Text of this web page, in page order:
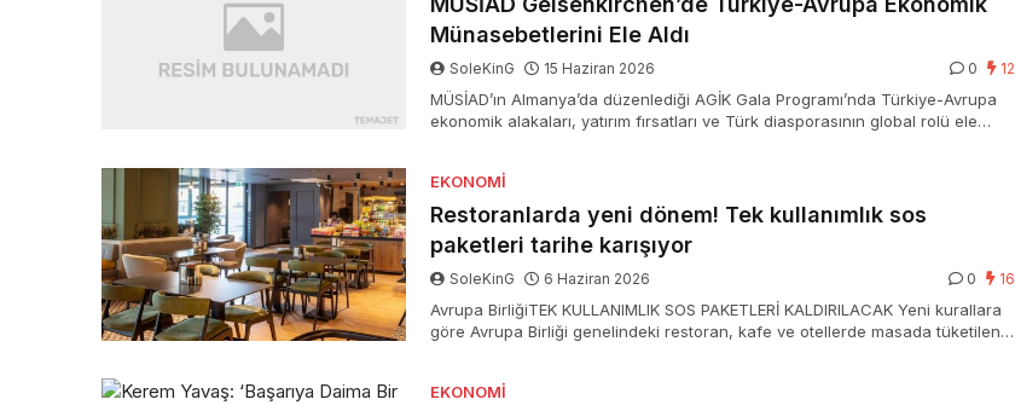
Münasebetlerini Ele Aldı
SoleKinG 15 Haziran 2026 0 12
MÜSİAD’ın Almanya’da düzenlediği AGİK Gala Programı’nda Türkiye-Avrupa
ekonomik alakaları, yatırım fırsatları ve Türk diasporasının global rolü ele
EKONOMI
Restoranlarda yeni dönem! Tek kullanımlık sos
paketleri tarihe karışıyor
SoleKinG 6 Haziran 2026 0 16
Avrupa BirliğiTEK KULLANIMLIK SOS PAKETLERİ KALDIRILACAK Yeni kurallara
göre Avrupa Birliği genelindeki restoran, kafe ve otellerde masada tüketilen
EKONOMI